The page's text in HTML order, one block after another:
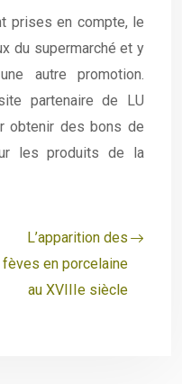
prises en compte, le
du supermarché et y
autre promotion.
partenaire de LU
obtenir des bons de
les produits de la
L’apparition des
fèves en porcelaine
au XVIIIe siècle